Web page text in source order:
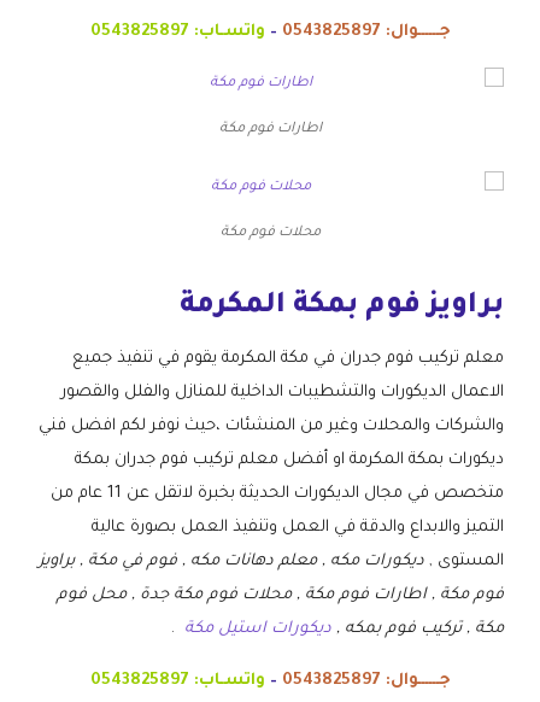
جــــــوال: 0543825897
– واتسـاب: 0543825897
اطارات فوم مكة
محلات فوم مكة
براويز فوم بمكة المكرمة
معلم تركيب فوم جدران في مكة المكرمة يقوم في تنفيذ جميع
الاعمال الديكورات والتشطيبات الداخلية للمنازل والفلل والقصور
والشركات والمحلات وغير من المنشئات ،حيث نوفر لكم افضل فني
ديكورات بمكة المكرمة او أفضل معلم تركيب فوم جدران بمكة
متخصص في مجال الديكورات الحديثة بخبرة لاتقل عن 11 عام من
التميز والابداع والدقة في العمل وتنفيذ العمل بصورة عالية
المستوى , ديكورات مكه , معلم دهانات مكه , فوم في مكة , براويز
فوم مكة , اطارات فوم مكة , محلات فوم مكة جدة , محل فوم
مكة , تركيب فوم بمكه , ديكورات استيل مكة .
جــــــوال: 0543825897
– واتسـاب: 0543825897